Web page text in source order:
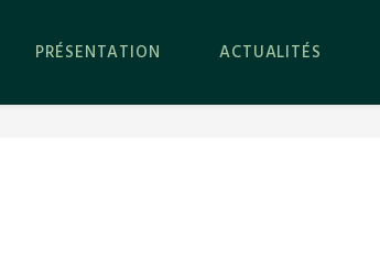
PRÉSENTATION ACTUALITÉS